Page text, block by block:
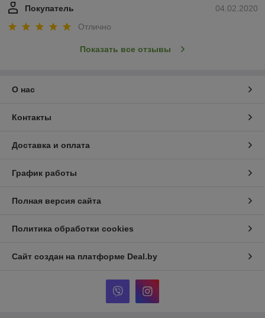
04.02.2020
Покупатель
Отлично
Показать все отзывы
О нас
Контакты
Доставка и оплата
График работы
Полная версия сайта
Политика обработки cookies
Сайт создан на платформе Deal.by